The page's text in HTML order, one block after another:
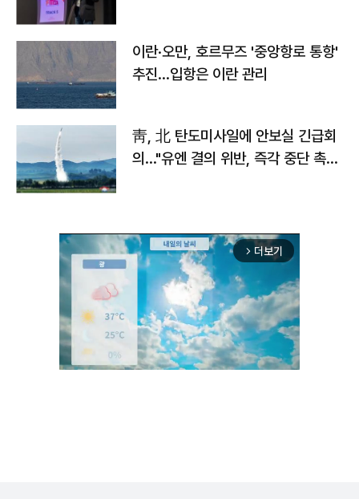
이란·오만, 호르무즈 '중앙항로 통항'
추진…입항은 이란 관리
靑, 北 탄도미사일에 안보실 긴급회
의…"유엔 결의 위반, 즉각 중단 촉
arrow_forward_ios 더보기